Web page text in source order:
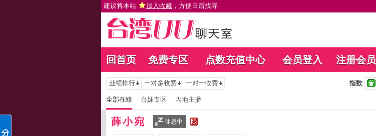
建议将本站 加入收藏 ，方便日后找寻
回首页 免费专区 点数充值中心 会员登入 注册会员
业绩排行 一对多收费 一对一收费 指数
全部在線 台妹专区 內地主播
薛小宛 休息中